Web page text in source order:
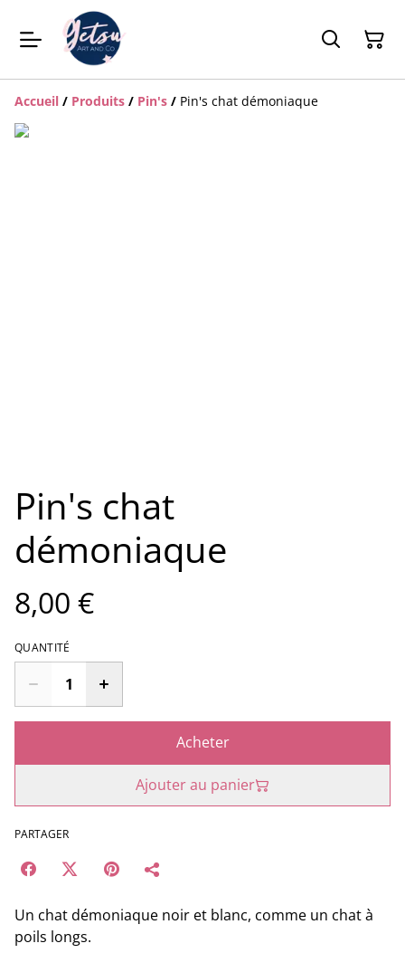
Accueil / Produits / Pin's / Pin's chat démoniaque
Pin's chat
démoniaque
8,00 €
QUANTITÉ
Acheter
Ajouter au panier
PARTAGER
Un chat démoniaque noir et blanc, comme un chat à
poils longs.